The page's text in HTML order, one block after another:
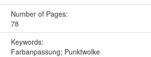
Number of Pages:
78
Keywords:
Farbanpassung; Punktwolke